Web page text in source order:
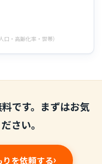
・高齢化率・世帯）
です。まずはお気
さい。
を依頼する